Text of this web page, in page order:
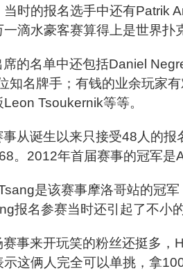
当时的报名选手中还有Patrik
滴水豪客赛算得上是世界扑
席的名单中还包括Daniel
知名牌手；有钱的业余玩家
Tsoukernik等等。
事从诞生以来只接受48人的
。2012年首届赛事的冠军是
是该赛事摩洛哥站的冠
报名参赛当时还引起了不小的
赛事来开玩笑的粉丝还挺多，
这俩人完全可以单挑，拿